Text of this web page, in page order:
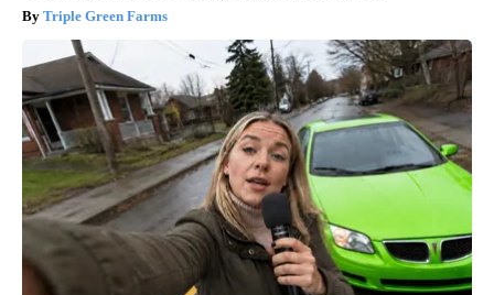
Triple Green Farms